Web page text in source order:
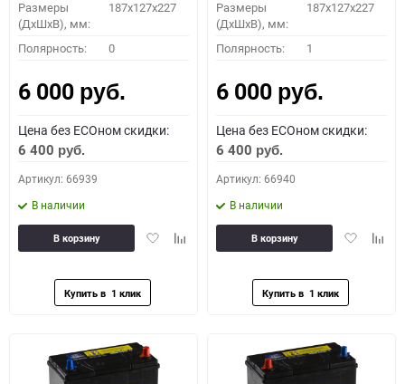
Размеры
(ДхШхВ), мм:
187x127x227
Полярность: 0
6 000 руб.
Цена без ECOном скидки:
6 400 руб.
Артикул: 66939
В наличии
ДобавитьДобавить
В корзину
Размеры
(ДхШхВ), мм:
187x127x227
Полярность: 1
6 000 руб.
Цена без ECOном скидки:
6 400 руб.
Артикул: 66940
В наличии
Добавить
В корзину